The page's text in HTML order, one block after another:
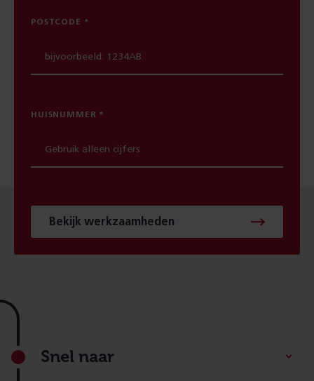
POSTCODE
HUISNUMMER
Bekijk werkzaamheden
Footer
Snel naar